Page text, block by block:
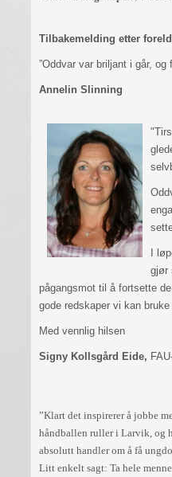
Tilbakemelding etter
”Oddvar var briljant i går, og
Annelin Slinning
I
gjør
pågangsmot til å fortsette
gode redskaper vi kan
Med vennlig hilsen
Signy Kollsgård Eide,
”Klart det inspirerer å jobbe
håndballen ruller i Larvik, og
absolutt handler om å få
Litt enkelt sagt: Ta hele